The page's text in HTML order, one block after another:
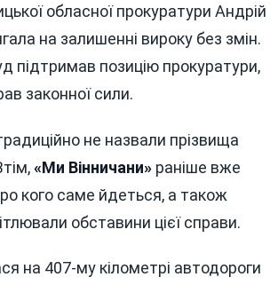
обласної прокуратури Андрій
на залишенні вироку без змін.
підтримав позицію прокуратури,
законної сили.
не назвали прізвища
«Ми Вінничани»раніше вже
кого саме йдеться, а також
обставини цієї справи.
на 407-му кілометрі автодороги